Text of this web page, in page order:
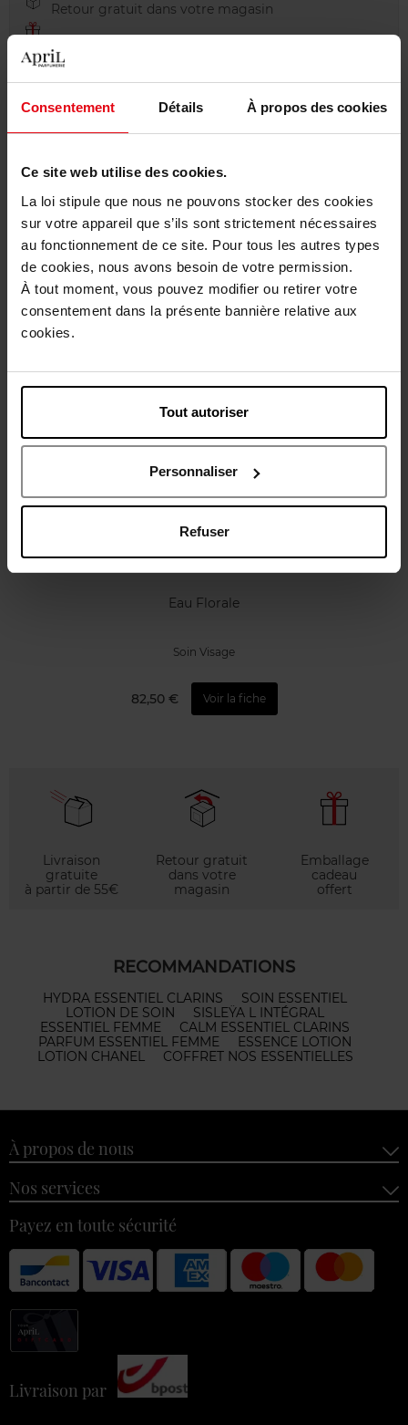
Consentement Détails À propos des cookies
Ce site web utilise des cookies.
La loi stipule que nous ne pouvons stocker des cookies
sur votre appareil que s’ils sont strictement nécessaires
au fonctionnement de ce site. Pour tous les autres types
de cookies, nous avons besoin de votre permission.
À tout moment, vous pouvez modifier ou retirer votre
consentement dans la présente bannière relative aux
cookies.
Tout autoriser
Personnaliser
Refuser
Retour gratuit dans votre magasin
Conseil d'utilisation
Caractéristiques
Avis client
Vous aimerez peut-être
Eau Florale
Soin Visage
82,50 € Voir la fiche
Livraison
gratuite
à partir de 55€
Retour gratuit
dans votre
magasin
Emballage
cadeau
offert
RECOMMANDATIONS
HYDRA ESSENTIEL CLARINS
SOIN ESSENTIEL
LOTION DE SOIN
SISLEŸA L INTÉGRAL
ESSENTIEL FEMME
CALM ESSENTIEL CLARINS
PARFUM ESSENTIEL FEMME
ESSENCE LOTION
LOTION CHANEL
COFFRET NOS ESSENTIELLES
À propos de nous
Nos services
Payez en toute sécurité
Livraison par